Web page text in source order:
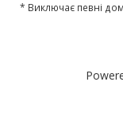
* Виключає певні